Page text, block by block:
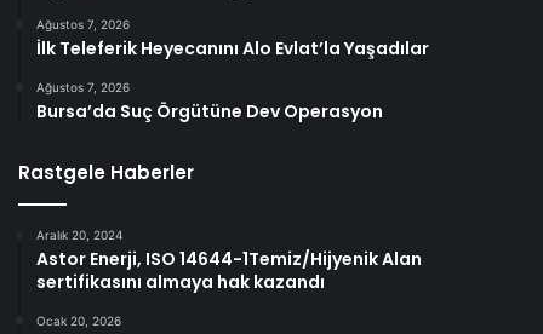
Ağustos 7, 2026
İlk Teleferik Heyecanını Alo Evlat’la Yaşadılar
Ağustos 7, 2026
Bursa’da Suç Örgütüne Dev Operasyon
Rastgele Haberler
Aralık 20, 2024
Astor Enerji, ISO 14644-1Temiz/Hijyenik Alan
sertifikasını almaya hak kazandı
Ocak 20, 2026